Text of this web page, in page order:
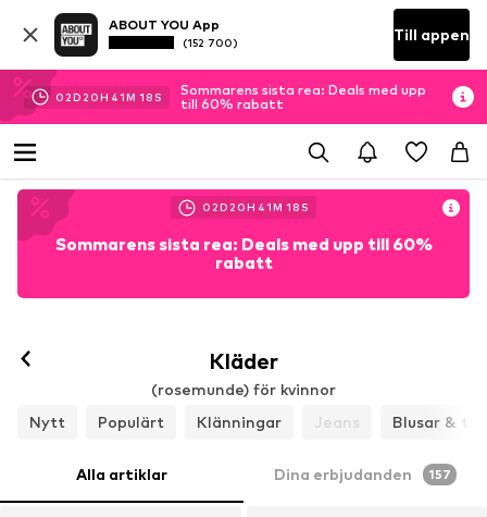
ABOUT YOU App
(152 700) Till appen
02D 20H 41M 17 S
Sommarens sista rea: Deals med upp
till 60% rabatt
02D 20H 41M 17 S
Sommarens sista rea: Deals med upp till 60%
rabatt
Kläder
(rosemunde) för kvinnor
Nytt
Populärt Klänningar Jeans Blusar &
Alla artiklar Dina erbjudanden 157